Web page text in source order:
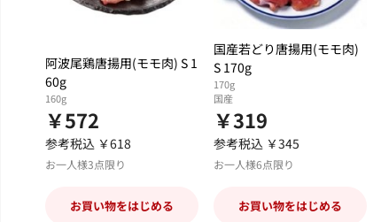
阿波尾鶏唐揚用(モモ肉) S 1
60g
160g
￥572
参考税込 ￥618
お一人様3点限り
お買い物をはじめる
国産若どり唐揚用(モモ肉)
S 170g
170g
国産
￥319
参考税込 ￥345
お一人様6点限り
お買い物をはじめる